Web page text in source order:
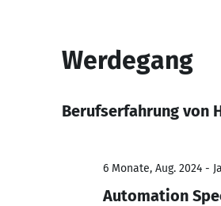
Werdegang
Berufserfahrung von
6 Monate, Aug. 2024 -
Automation